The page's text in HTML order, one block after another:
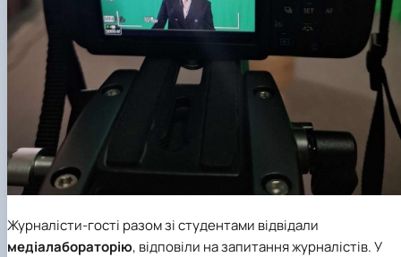
Журналісти-гості разом зі студентами відвідали
медіалабораторію, відповіли на запитання журналістів. У